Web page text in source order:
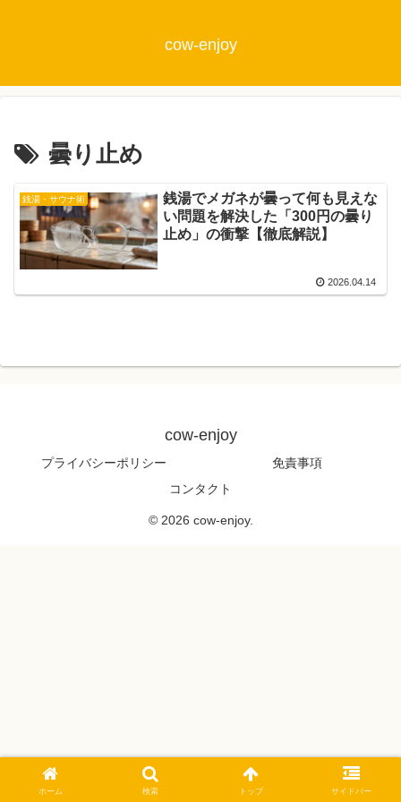
cow-enjoy
曇り止め
銭湯・サウナ術
銭湯でメガネが曇って何も見えな
い問題を解決した「300円の曇り
止め」の衝撃【徹底解説】
2026.04.14
cow-enjoy
プライバシーポリシー
免責事項
コンタクト
© 2026 cow-enjoy.
ホーム 検索 トップ サイドバー